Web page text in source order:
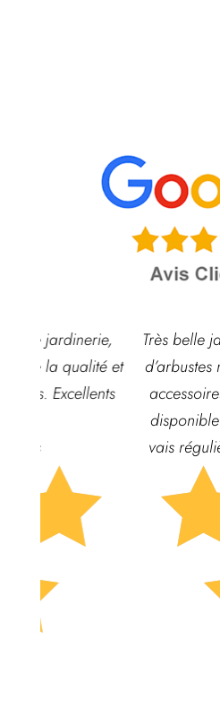
Très belle jardinerie,
d’arbustes mais
accessoires de jardin.
disponible pour
vais régulièrement et ne
